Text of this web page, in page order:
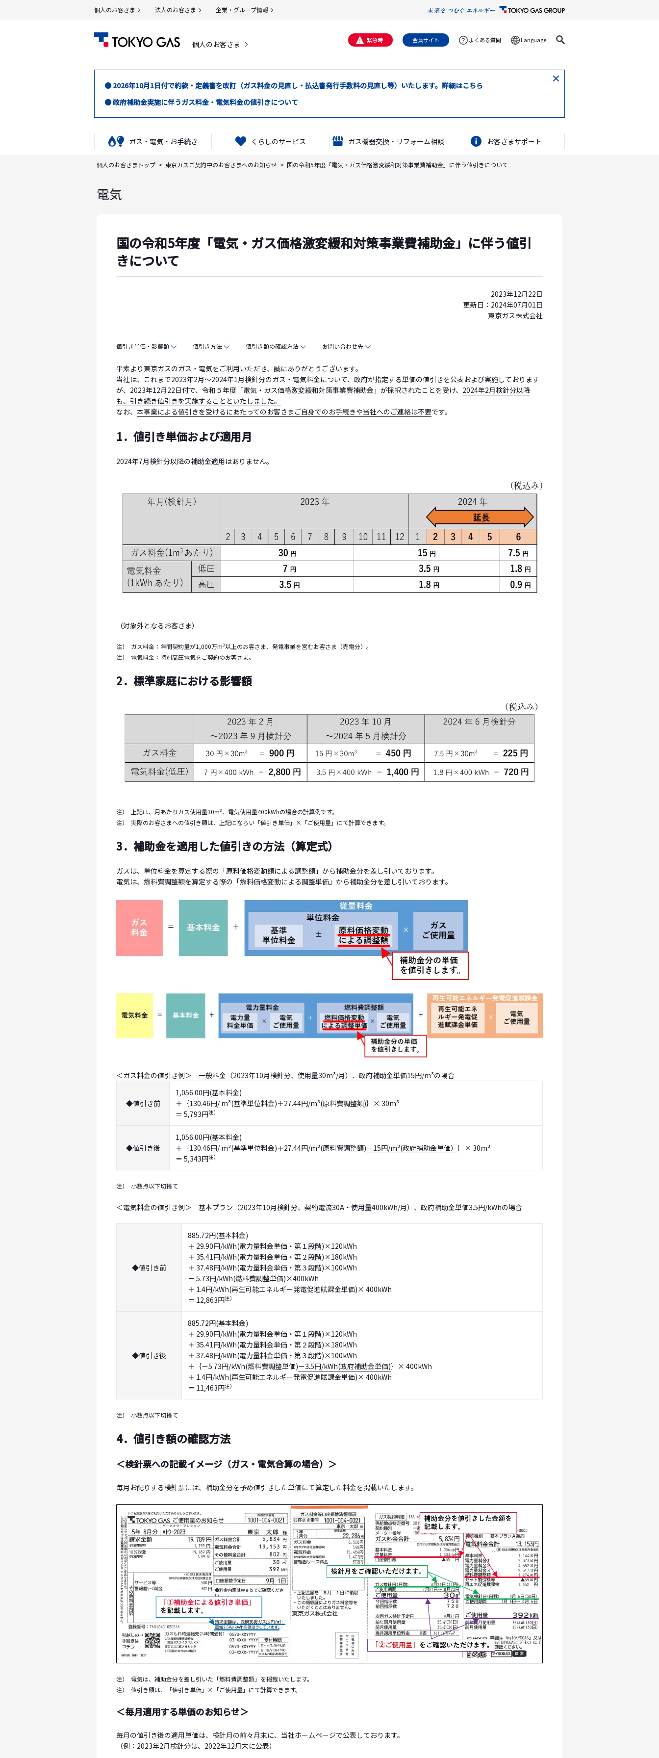
個人のお客さま 法人のお客さま 企業・グループ情報
個人のお客さま 緊急時 会員サイト よくある質問 Language
● 2026年10月1日付で約款・定義書を改訂（ガス料金の見直し・払込書発行手数料の見直し等）いたします。詳細はこちら
● 政府補助金実施に伴うガス料金・電気料金の値引きについて
閉
ガス・電気・お手続き くらしのサービス ガス機器交換・リフォーム相談 お客さまサポート
個人のお客さまトップ 東京ガスご契約中のお客さまへのお知らせ 国の令和5年度「電気・ガス価格激変緩和対策事業費補助金」に伴う値引きについて
電気
国の令和5年度「電気・ガス価格激変緩和対策事業費補助金」に伴う値引
きについて
2023年12月22日
更新日：2024年07月01日
東京ガス株式会社
値引き単価・影響額 値引き方法 値引き額の確認方法 お問い合わせ先
平素より東京ガスのガス・電気をご利用いただき、誠にありがとうございます。
当社は、これまで2023年2月～2024年1月検針分のガス・電気料金について、政府が指定する単価の値引きを公表および実施しております
が、2023年12月22日付で、令和５年度「電気・ガス価格激変緩和対策事業費補助金」が採択されたことを受け、 2024年2月検針分以降
も、引き続き値引きを実施することといたしました。
なお、 本事業による値引きを受けるにあたってのお客さまご自身でのお手続きや当社へのご連絡は不要です。
1．値引き単価および適用月
2024年7月検針分以降の補助金適用はありません。
（対象外となるお客さま）
注）
ガス料金：年間契約量が1,000万m³以上のお客さま、発電事業を営むお客さま（売電分）。
注）
電気料金：特別高圧電気をご契約のお客さま。
2．標準家庭における影響額
注）
上記は、月あたりガス使用量30m³、電気使用量400kWhの場合の計算例です。
注）
実際のお客さまへの値引き額は、上記にならい「値引き単価」×「ご使用量」にて計算できます。
3．補助金を適用した値引きの方法（算定式）
ガスは、単位料金を算定する際の「原料価格変動額による調整額」から補助金分を差し引いております。
電気は、燃料費調整額を算定する際の「燃料価格変動による調整単価」から補助金分を差し引いております。
＜ガス料金の値引き例＞ 一般料金（2023年10月検針分、使用量30m³/月）、政府補助金単価15円/m³の場合
◆値引き前
1,056.00円(基本料金)
＋｛130.46円/ m³(基準単位料金)＋27.44円/m³(原料費調整額)｝× 30m³
＝ 5,793円注）
◆値引き後
1,056.00円(基本料金)
＋｛130.46円/ m³(基準単位料金)＋27.44円/m³(原料費調整額)－15円/m³(政府補助金単価） ｝× 30m³
＝ 5,343円注）
注） 小数点以下切捨て
＜電気料金の値引き例＞ 基本プラン（2023年10月検針分、契約電流30A・使用量400kWh/月）、政府補助金単価3.5円/kWhの場合
◆値引き前
885.72円(基本料金)
＋ 29.90円/kWh(電力量料金単価・第１段階)×120kWh
＋ 35.41円/kWh(電力量料金単価・第２段階)×180kWh
＋ 37.48円/kWh(電力量料金単価・第３段階)×100kWh
－ 5.73円/kWh(燃料費調整単価)×400kWh
＋ 1.4円/kWh(再生可能エネルギー発電促進賦課金単価)× 400kWh
＝ 12,863円注）
◆値引き後
885.72円(基本料金)
＋ 29.90円/kWh(電力量料金単価・第１段階)×120kWh
＋ 35.41円/kWh(電力量料金単価・第２段階)×180kWh
＋ 37.48円/kWh(電力量料金単価・第３段階)×100kWh
＋｛－5.73円/kWh(燃料費調整単価)－3.5円/kWh(政府補助金単価)｝× 400kWh
＋ 1.4円/kWh(再生可能エネルギー発電促進賦課金単価)× 400kWh
＝ 11,463円注）
注） 小数点以下切捨て
4．値引き額の確認方法
＜検針票への記載イメージ（ガス・電気合算の場合）＞
毎月お配りする検針票には、補助金分を予め値引きした単価にて算定した料金を掲載いたします。
注）
電気は、補助金分を差し引いた「燃料費調整額」を掲載いたします。
注）
値引き額は、「値引き単価」×「ご使用量」にて計算できます。
＜毎月適用する単価のお知らせ＞
毎月の値引き後の適用単価は、検針月の前々月末に、当社ホームページで公表しております。
（例：2023年2月検針分は、2022年12月末に公表）